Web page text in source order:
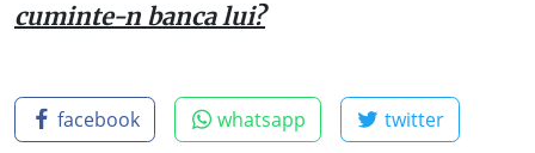
cuminte-n banca lui?
facebook whatsapp twitter